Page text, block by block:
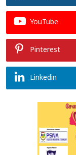
YouTube
Pinterest
Linkedin